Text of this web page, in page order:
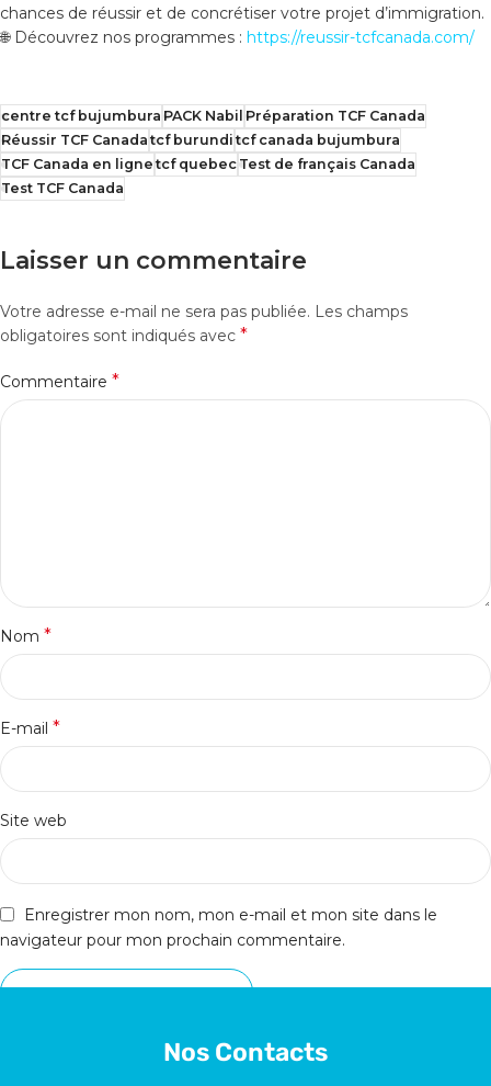
chances de réussir et de concrétiser votre projet d’immigration.
🌐 Découvrez nos programmes : https://reussir-tcfcanada.com/
centre tcf bujumbura PACK Nabil Préparation TCF Canada
Réussir TCF Canada tcf burundi tcf canada bujumbura
TCF Canada en ligne tcf quebecTest de français Canada
Test TCF Canada
Laisser un commentaire
Votre adresse e-mail ne sera pas publiée. Les champs
obligatoires sont indiqués avec *
Commentaire *
Nom *
E-mail *
Site web
Enregistrer mon nom, mon e-mail et mon site dans le
navigateur pour mon prochain commentaire.
Nos Contacts